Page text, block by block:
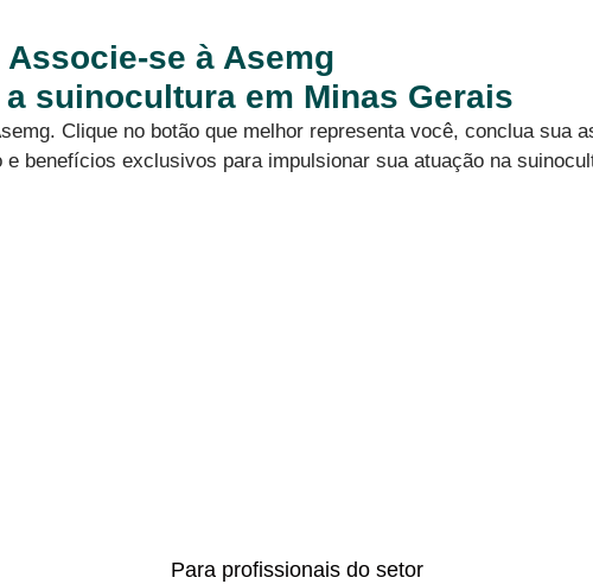
Associe-se à Asemg
suinocultura em Minas Gerais
Clique no botão que melhor representa você, conclua sua
benefícios exclusivos para impulsionar sua atuação na
Para profissionais do setor